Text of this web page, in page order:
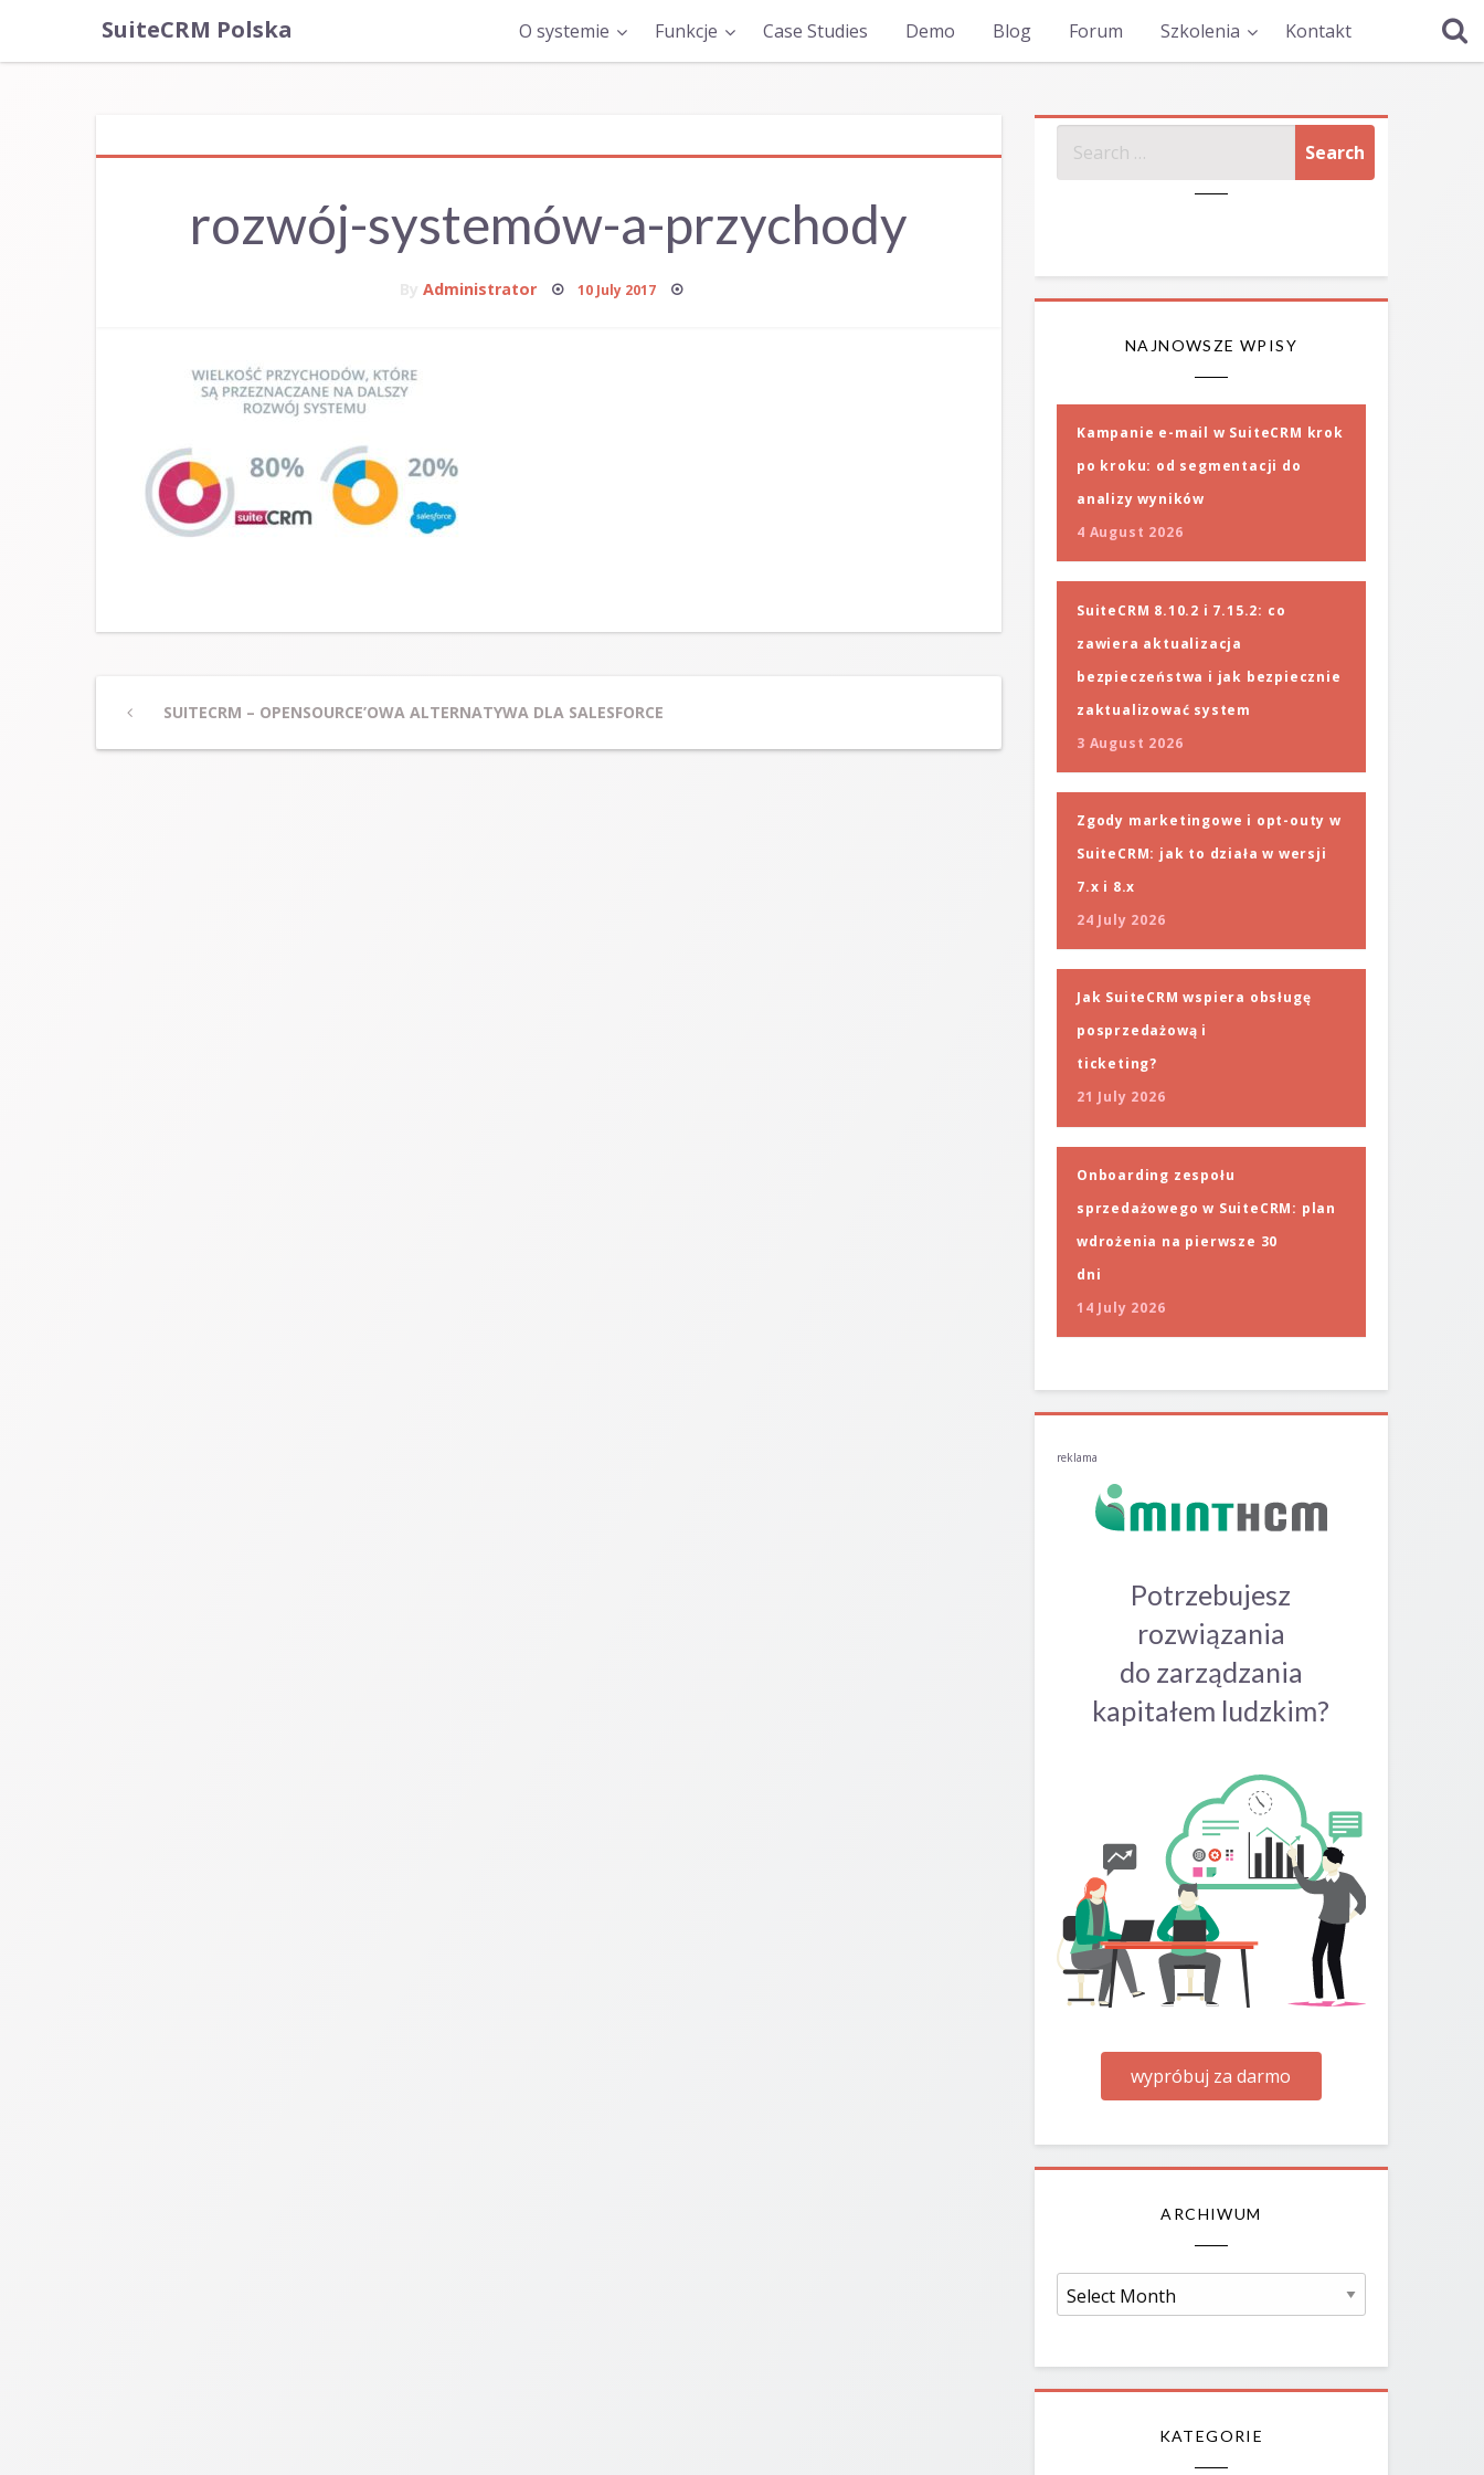
SuiteCRM Polska O systemie Funkcje Case Studies Demo Blog Forum Szkolenia Kontakt
rozwój-systemów-a-przychody
ByAdministrator Posted
on
10 July 2017
Post
navigation
PreviousSUITECRM – OPENSOURCE’OWA ALTERNATYWA DLA SALESFORCE
NAJNOWSZE WPISY
Kampanie e-mail w SuiteCRM krok
po kroku: od segmentacji do
analizy wyników
4 August 2026
SuiteCRM 8.10.2 i 7.15.2: co
zawiera aktualizacja
bezpieczeństwa i jak bezpiecznie
zaktualizować system
3 August 2026
Zgody marketingowe i opt-outy w
SuiteCRM: jak to działa w wersji
7.x i 8.x
24 July 2026
Jak SuiteCRM wspiera obsługę
posprzedażową i
ticketing?
21 July 2026
Onboarding zespołu
sprzedażowego w SuiteCRM: plan
wdrożenia na pierwsze 30
dni
14 July 2026
reklama
Potrzebujesz
rozwiązania
do zarządzania
kapitałem ludzkim?
wypróbuj za darmo
ARCHIWUM
Archiwum
KATEGORIE